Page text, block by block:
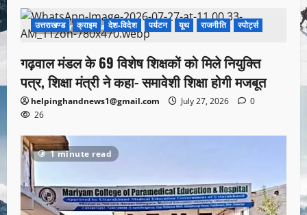
1 minute read
उत्तराखण्ड क्राइम देश-विदेश पर्यटन यूथ राजनीति स्पोर्ट्स
गढ़वाल मंडल के 69 विशेष शिक्षकों को मिले नियुक्ति
पत्र, शिक्षा मंत्री ने कहा- समावेशी शिक्षा होगी मजबूत
helpinghandnews1@gmail.com July 27, 2026
0
26
1 minute read